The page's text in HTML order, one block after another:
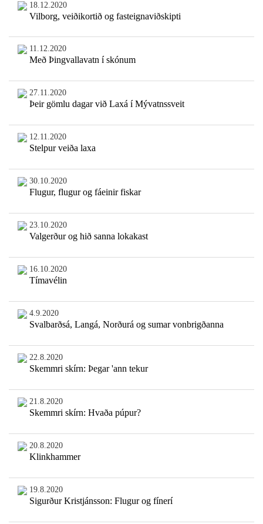
18.12.2020
Vilborg, veiðikortið og fasteignaviðskipti
11.12.2020
Með Þingvallavatn í skónum
27.11.2020
Þeir gömlu dagar við Laxá í Mývatnssveit
12.11.2020
Stelpur veiða laxa
30.10.2020
Flugur, flugur og fáeinir fiskar
23.10.2020
Valgerður og hið sanna lokakast
16.10.2020
Tímavélin
4.9.2020
Svalbarðsá, Langá, Norðurá og sumar vonbrigðanna
22.8.2020
Skemmri skírn: Þegar 'ann tekur
21.8.2020
Skemmri skírn: Hvaða púpur?
20.8.2020
Klinkhammer
19.8.2020
Sigurður Kristjánsson: Flugur og fínerí